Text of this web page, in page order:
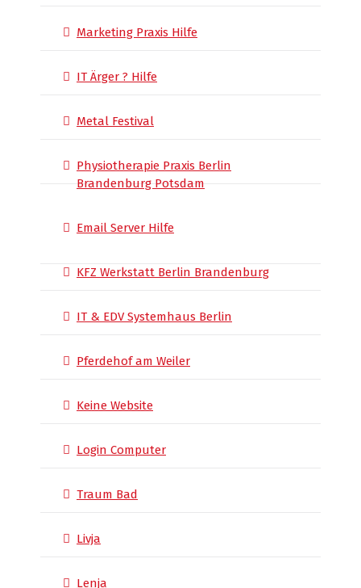
Marketing Praxis Hilfe
IT Ärger ? Hilfe
Metal Festival
Physiotherapie Praxis Berlin
Brandenburg Potsdam
Email Server Hilfe
KFZ Werkstatt Berlin Brandenburg
IT & EDV Systemhaus Berlin
Pferdehof am Weiler
Keine Website
Login Computer
Traum Bad
Livja
Lenja